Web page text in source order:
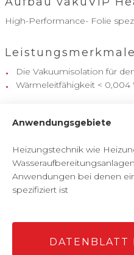
High-Performance- Folie
Leistungsmerkmale
Die Vakuumisolation für
Wärmeleitfähigkeit < 0,004
Anwendungsgebiete
Heizungstechnik wie
Anwendungen bei denen
spezifiziert ist
DATENBLATT